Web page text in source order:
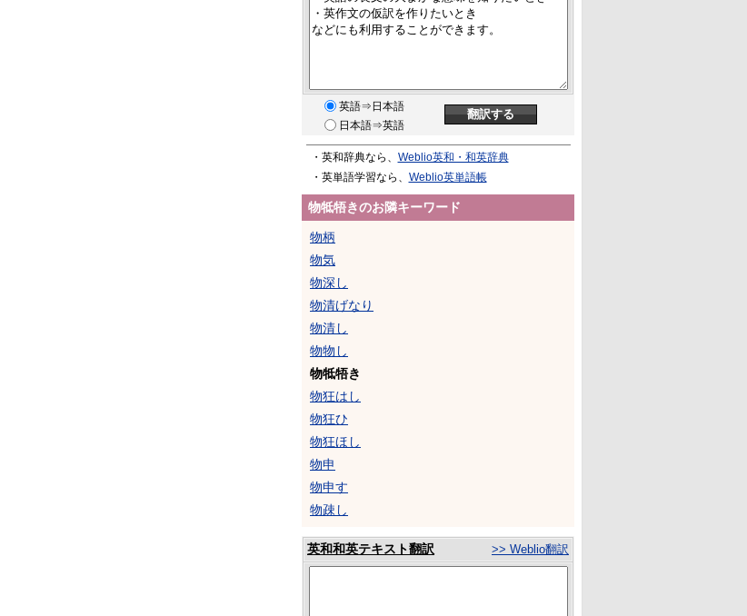
英語⇒日本語
日本語⇒英語
・英和辞典なら、 Weblio英和・和英辞典
・英単語学習なら、 Weblio英単語帳
物牴牾きのお隣キーワード
物柄
物気
物深し
物清げなり
物清し
物物し
物牴牾き
物狂はし
物狂ひ
物狂ほし
物申
物申す
物疎し
英和和英テキスト翻訳 >> Weblio翻訳